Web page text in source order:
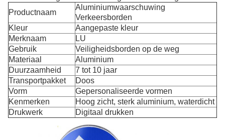
Productnaam
Aluminiumwaarschuwing
Verkeersborden
Kleur
Aangepaste kleur
Merknaam
LU
Gebruik
Veiligheidsborden op de weg
Materiaal
Aluminium
Duurzaamheid
7 tot 10 jaar
Transportpakket
Doos
Vorm
Gepersonaliseerde vormen
Kenmerken
Hoog zicht, sterk aluminium, waterdicht
Drukwerk
Digitaal drukken